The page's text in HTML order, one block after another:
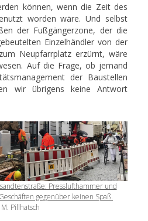
können, wenn die Zeit des
worden wäre. Und selbst
der Fußgängerzone, der die
Einzelhändler von der
Neupfarrplatz erzürnt, wäre
Auf die Frage, ob jemand
der Baustellen
wir übrigens keine Antwort
Presslufthammer und
gegenüber keinen Spaß.
Pillhatsch